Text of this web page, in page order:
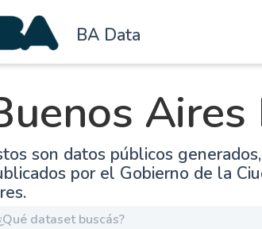
BA Data
Aires
son datos públicos
por el Gobierno de la